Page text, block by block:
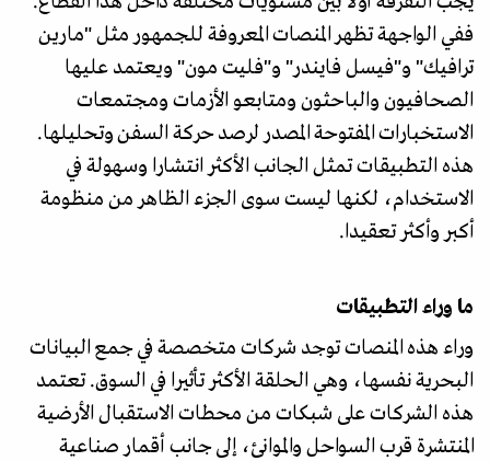
ففي الواجهة تظهر المنصات المعروفة للجمهور مثل "مارين
ترافيك" و"فيسل فايندر" و"فليت مون" ويعتمد عليها
الصحافيون والباحثون ومتابعو الأزمات ومجتمعات
الاستخبارات المفتوحة المصدر لرصد حركة السفن وتحليلها.
هذه التطبيقات تمثل الجانب الأكثر انتشارا وسهولة في
الاستخدام، لكنها ليست سوى الجزء الظاهر من منظومة
أكبر وأكثر تعقيدا.
ما وراء التطبيقات
وراء هذه المنصات توجد شركات متخصصة في جمع البيانات
البحرية نفسها، وهي الحلقة الأكثر تأثيرا في السوق. تعتمد
هذه الشركات على شبكات من محطات الاستقبال الأرضية
المنتشرة قرب السواحل والموانئ، إلى جانب أقمار صناعية